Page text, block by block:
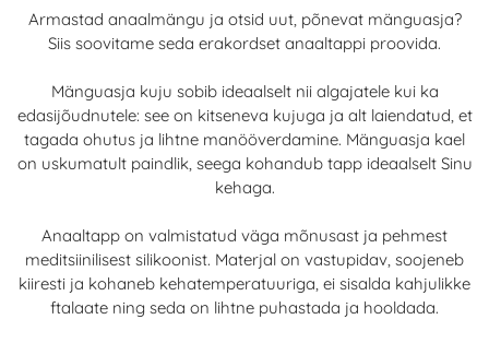
Armastad anaalmängu ja otsid uut, põnevat mänguasja?
Siis soovitame seda erakordset anaaltappi proovida.
Mänguasja kuju sobib ideaalselt nii algajatele kui ka
edasijõudnutele: see on kitseneva kujuga ja alt laiendatud, et
tagada ohutus ja lihtne manööverdamine. Mänguasja kael
on uskumatult paindlik, seega kohandub tapp ideaalselt Sinu
kehaga.
Anaaltapp on valmistatud väga mõnusast ja pehmest
meditsiinilisest silikoonist. Materjal on vastupidav, soojeneb
kiiresti ja kohaneb kehatemperatuuriga, ei sisalda kahjulikke
ftalaate ning seda on lihtne puhastada ja hooldada.